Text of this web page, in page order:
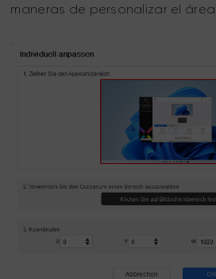
maneras de personalizar el